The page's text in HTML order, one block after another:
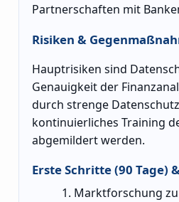
Partnerschaften mit
Risiken &
Hauptrisiken sind
Genauigkeit der
durch strenge
kontinuierliches Training
abgemildert werden.
Erste Schritte (90 Tage)
Marktforschung